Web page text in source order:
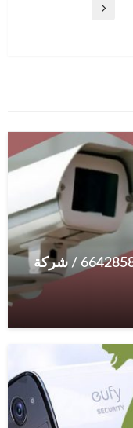
فني كاميرات مراقبة الرقعي / 66428585 / شركة